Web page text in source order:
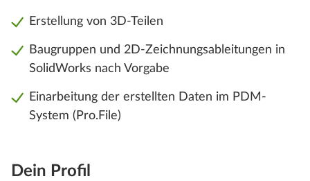
Erstellung von 3D-Teilen
Baugruppen und 2D-Zeichnungsableitungen in
SolidWorks nach Vorgabe
Einarbeitung der erstellten Daten im PDM-
System (Pro.File)
Dein Profil